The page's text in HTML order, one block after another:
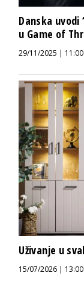
Danska uvodi
u Game of
29/11/2025 | 11:00
Uživanje u
15/07/2026 | 13:00